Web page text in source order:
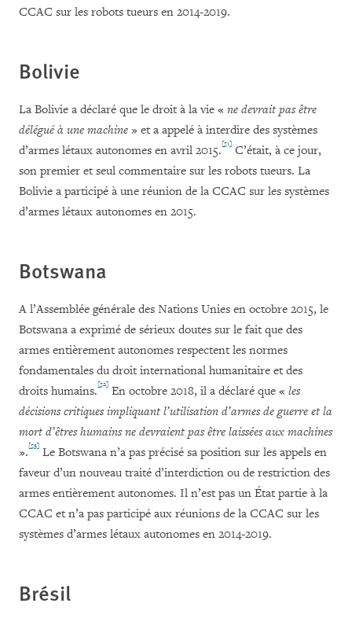
CCAC sur les robots tueurs en 2014-2019.
Bolivie
La Bolivie a déclaré que le droit à la vie « ne devrait pas être
délégué à une machine » et a appelé à interdire des systèmes
d’armes létaux autonomes en avril 2015.[51] C’était, à ce jour,
son premier et seul commentaire sur les robots tueurs. La
Bolivie a participé à une réunion de la CCAC sur les systèmes
d’armes létaux autonomes en 2015.
Botswana
A l’Assemblée générale des Nations Unies en octobre 2015, le
Botswana a exprimé de sérieux doutes sur le fait que des
armes entièrement autonomes respectent les normes
fondamentales du droit international humanitaire et des
droits humains.[52] En octobre 2018, il a déclaré que « les
décisions critiques impliquant l’utilisation d’armes de guerre et la
mort d’êtres humains ne devraient pas être laissées aux machines
».[53] Le Botswana n’a pas précisé sa position sur les appels en
faveur d’un nouveau traité d’interdiction ou de restriction des
armes entièrement autonomes. Il n’est pas un État partie à la
CCAC et n’a pas participé aux réunions de la CCAC sur les
systèmes d’armes létaux autonomes en 2014-2019.
Brésil